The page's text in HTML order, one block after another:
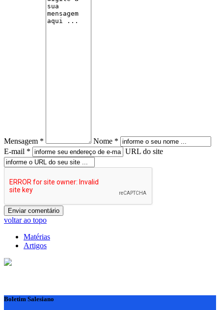
Mensagem *
Nome *
E-mail *
URL do site
voltar ao topo
Matérias
Artigos
Boletim Salesiano